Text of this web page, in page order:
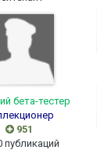
бета-тестер
951
публикаций